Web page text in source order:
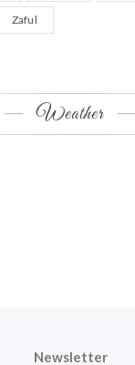
Zaful
Weather
Newsletter